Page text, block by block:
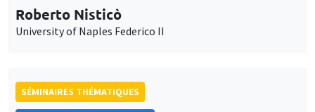
Roberto Nisticò
University of Naples Federico II
SÉMINAIRES THÉMATIQUES